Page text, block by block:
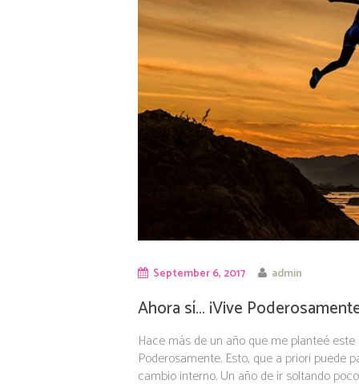
September 6, 2017 admin
Ahora sí… ¡Vive
Hace más de un año que me planteé
Poderosamente. Esto, que a priori puede
cambio interno. Un año de ir soltando